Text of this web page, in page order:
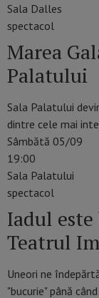
Sala Dalles
spectacol
Marea
Palatului
Sala Palatului
dintre cele mai
Sâmbătă 05/09
19:00
Sala Palatului
spectacol
Iadul
Teatrul
Uneori ne
"bucurie" până